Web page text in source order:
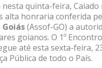
quinta-feira, Caiado
alta honraria conferida
(Assof-GO) a
goianos. O 1º
até esta sexta-feira,
Pública de todo o País.